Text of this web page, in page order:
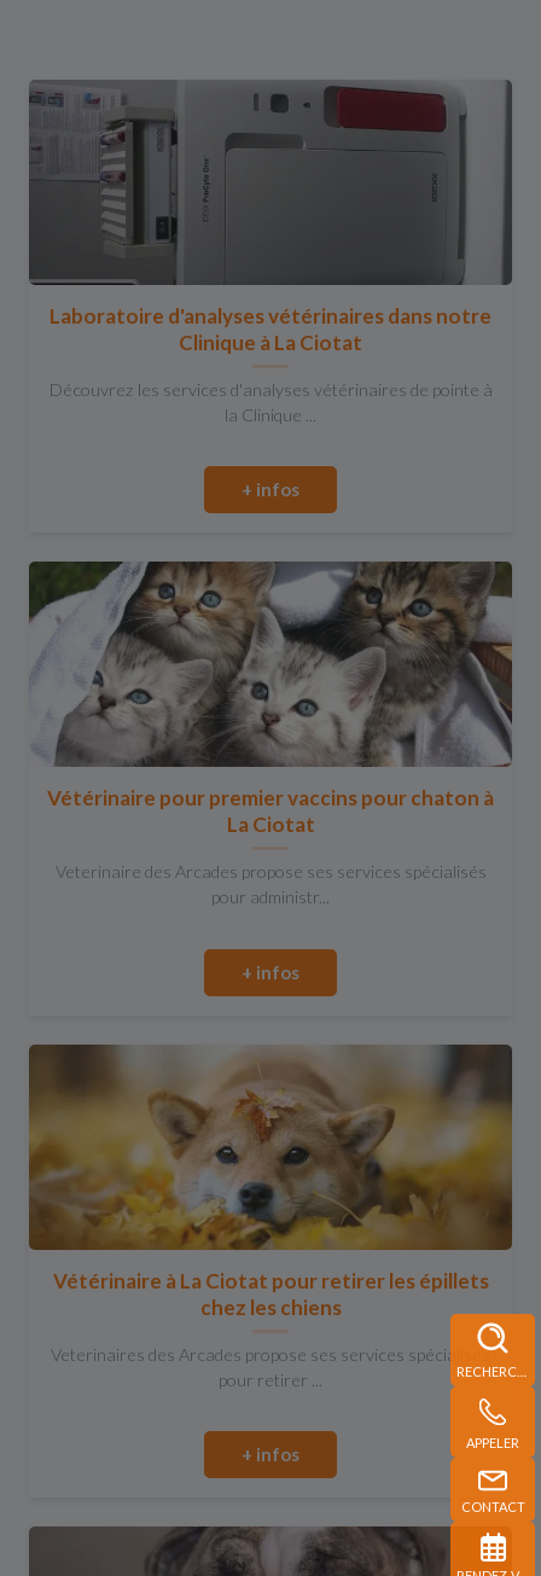
APPELER
CONTACT
Laboratoire d'analyses vétérinaires dans notre
Clinique à La Ciotat
Découvrez les services d'analyses vétérinaires de pointe à
la Clinique ...
+ infos
Vétérinaire pour premier vaccins pour chaton à
La Ciotat
Veterinaire des Arcades propose ses services spécialisés
pour administr...
+ infos
Vétérinaire à La Ciotat pour retirer les épillets
chez les chiens
Veterinaires des Arcades propose ses services spécialisés
pour retirer ...
+ infos